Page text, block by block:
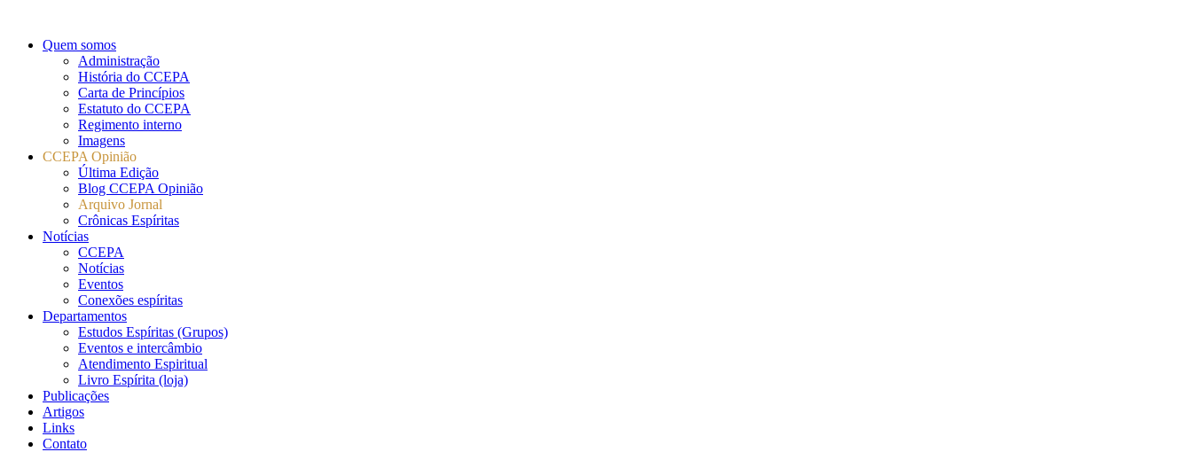
Quem somos
Administração
História do CCEPA
Carta de Princípios
Estatuto do CCEPA
Regimento interno
Imagens
CCEPA Opinião
Última Edição
Blog CCEPA Opinião
Arquivo Jornal
Crônicas Espíritas
Notícias
CCEPA
Notícias
Eventos
Conexões espíritas
Departamentos
Estudos Espíritas (Grupos)
Eventos e intercâmbio
Atendimento Espiritual
Livro Espírita (loja)
Publicações
Artigos
Links
Contato